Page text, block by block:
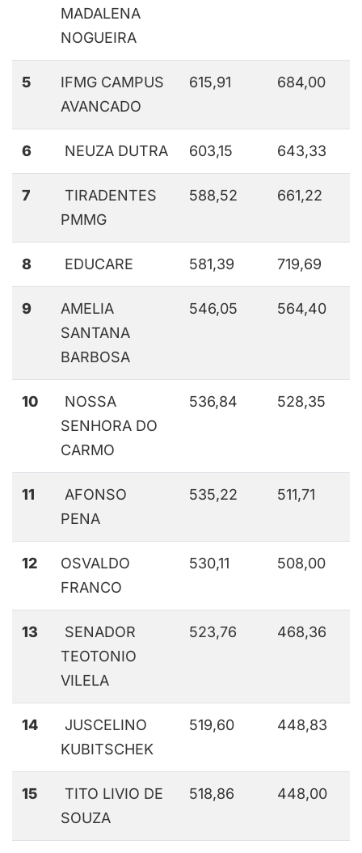
MADALENA
NOGUEIRA
5
IFMG CAMPUS
AVANCADO
615,91 684,00
6 NEUZA DUTRA 603,15 643,33
7
TIRADENTES
PMMG
588,52 661,22
8 EDUCARE 581,39 719,69
9
AMELIA
SANTANA
BARBOSA
546,05 564,40
10
NOSSA
SENHORA DO
CARMO
536,84 528,35
11
AFONSO
PENA
535,22 511,71
12
OSVALDO
FRANCO
530,11 508,00
13
SENADOR
TEOTONIO
VILELA
523,76 468,36
14
JUSCELINO
KUBITSCHEK
519,60 448,83
15
TITO LIVIO DE
SOUZA
518,86 448,00